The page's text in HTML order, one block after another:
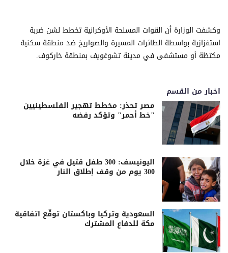
وكشفت الوزارة أن القوات المسلحة الأوكرانية تخطط لشن ضربة
استفزازية بواسطة الطائرات المسيرة والصواريخ ضد منطقة سكنية
مكتظة أو مستشفى في مدينة تشوغويف بمنطقة خاركوف.
اخبار من القسم
مصر تحذر: مخطط تهجير الفلسطينيين
"خط أحمر" وتؤكد رفضه
اليونيسف: 300 طفل قتيل في غزة خلال
300 يوم من وقف إطلاق النار
السعودية وتركيا وباكستان توقّع اتفاقية
مكة للدفاع المشترك